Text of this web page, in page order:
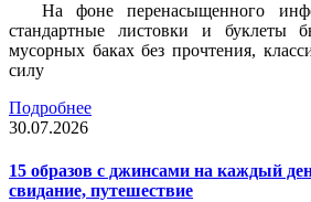
На фоне перенасыщенного
стандартные листовки и буклеты
мусорных баках без прочтения,
силу
Подробнее
30.07.2026
15 образов с джинсами на каждый
свидание, путешествие